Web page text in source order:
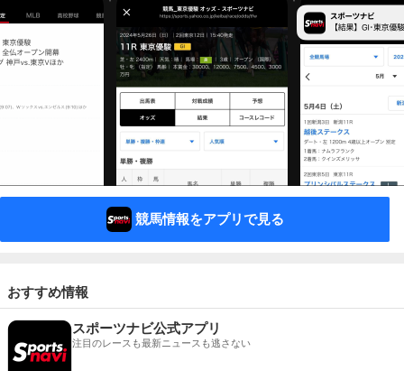
競馬情報をアプリで見る
おすすめ情報
スポーツナビ公式アプリ
注目のレースも最新ニュースも逃さない